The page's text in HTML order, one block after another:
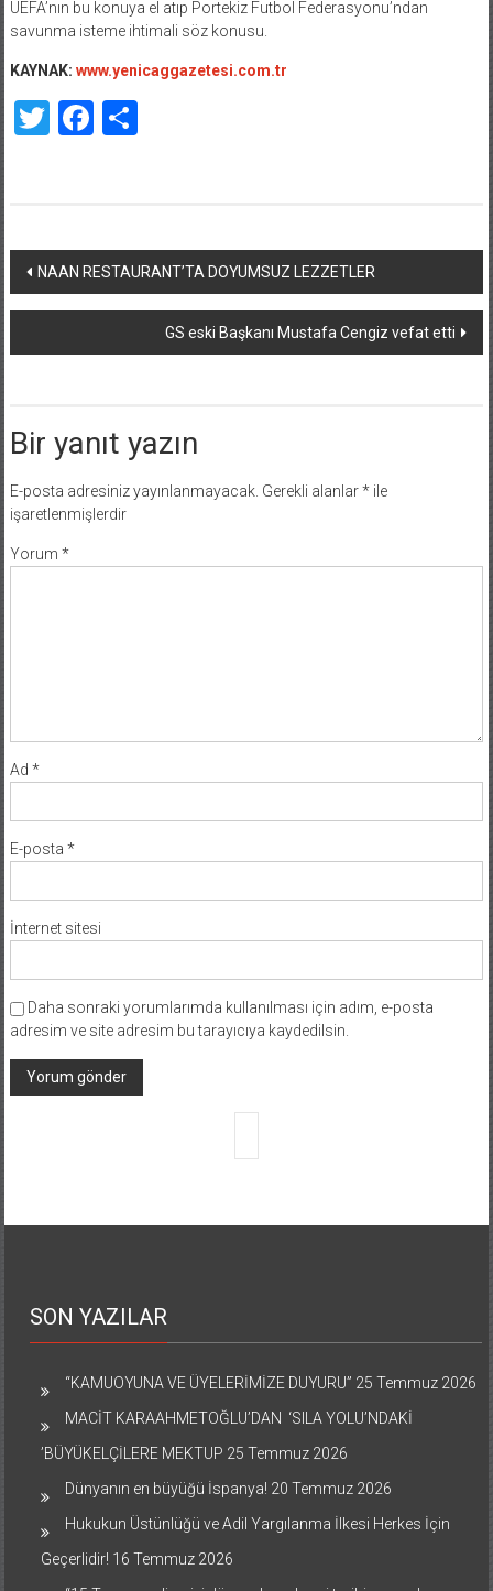
UEFA’nın bu konuya el atıp Portekiz Futbol Federasyonu’ndan
savunma isteme ihtimali söz konusu.
KAYNAK: www.yenicaggazetesi.com.tr
TwitterFacebook
Share
Yazı
dolaşımı
NAAN RESTAURANT’TA DOYUMSUZ LEZZETLER
GS eski Başkanı Mustafa Cengiz vefat etti
Bir yanıt yazın
E-posta adresiniz yayınlanmayacak. Gerekli alanlar*ile
işaretlenmişlerdir
Yorum *
Ad *
E-posta *
İnternet sitesi
Daha sonraki yorumlarımda kullanılması için adım, e-posta
adresim ve site adresim bu tarayıcıya kaydedilsin.
SON YAZILAR
“KAMUOYUNA VE ÜYELERİMİZE DUYURU” 25 Temmuz 2026
MACİT KARAAHMETOĞLU’DAN ‘SILA YOLU’NDAKİ
’BÜYÜKELÇİLERE MEKTUP 25 Temmuz 2026
Dünyanın en büyüğü İspanya! 20 Temmuz 2026
Hukukun Üstünlüğü ve Adil Yargılanma İlkesi Herkes İçin
Geçerlidir! 16 Temmuz 2026